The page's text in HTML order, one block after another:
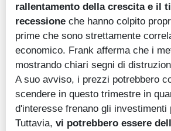
rallentamento della crescita e il
recessione che hanno colpito
prime che sono strettamente
economico. Frank afferma che i
mostrando chiari segni di
A suo avviso, i prezzi potrebbero
scendere in questo trimestre in
d'interesse frenano gli investimenti
Tuttavia, vi potrebbero essere